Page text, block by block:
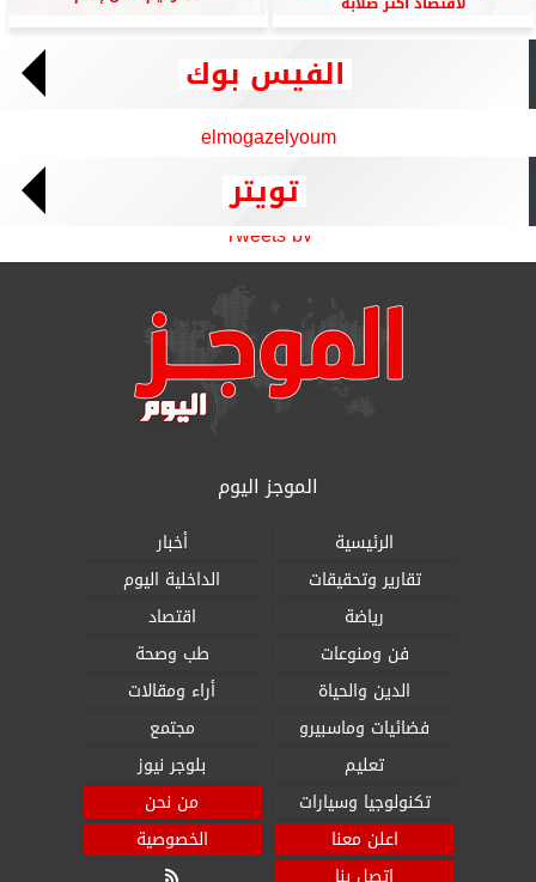
الفيس بوك
elmogazelyoum
تويتر
Tweets by
الموجز اليوم
الرئيسية
أخبار
تقارير وتحقيقات
الداخلية اليوم
رياضة
اقتصاد
فن ومنوعات
طب وصحة
الدين والحياة
أراء ومقالات
فضائيات وماسبيرو
مجتمع
تعليم
بلوجر نيوز
تكنولوجيا وسيارات
من نحن
اعلن معنا
الخصوصية